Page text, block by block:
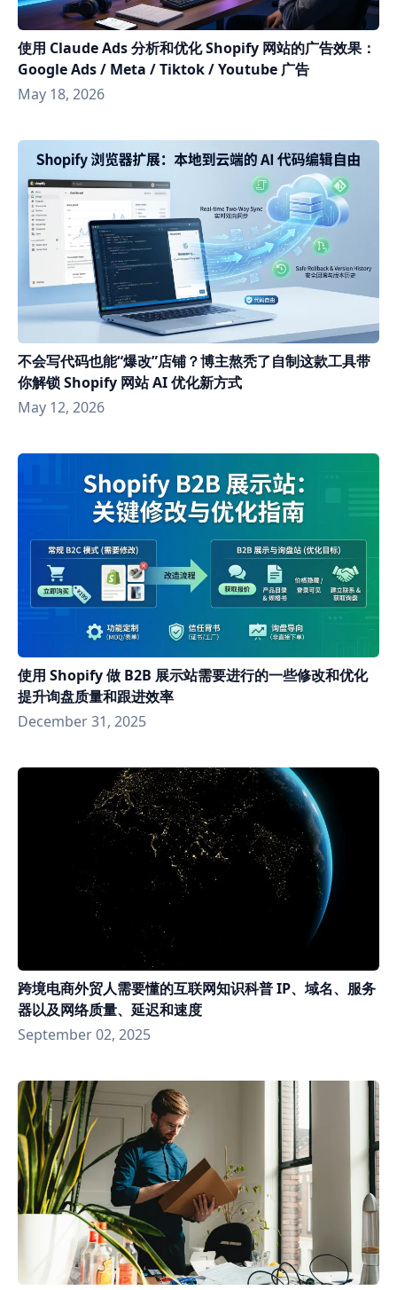
使用 Claude Ads 分析和优化 Shopify 网站的广告效果：
Google Ads / Meta / Tiktok / Youtube 广告
May 18, 2026
不会写代码也能“爆改”店铺？博主熬秃了自制这款工具带
你解锁 Shopify 网站 AI 优化新方式
May 12, 2026
使用 Shopify 做 B2B 展示站需要进行的一些修改和优化
提升询盘质量和跟进效率
December 31, 2025
跨境电商外贸人需要懂的互联网知识科普 IP、域名、服务
器以及网络质量、延迟和速度
September 02, 2025